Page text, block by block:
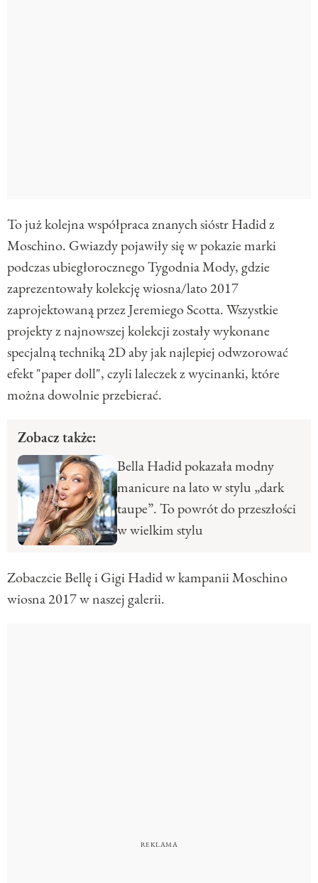
To już kolejna współpraca znanych sióstr Hadid z
Moschino. Gwiazdy pojawiły się w pokazie marki
podczas ubiegłorocznego Tygodnia Mody, gdzie
zaprezentowały kolekcję wiosna/lato 2017
zaprojektowaną przez Jeremiego Scotta. Wszystkie
projekty z najnowszej kolekcji zostały wykonane
specjalną techniką 2D aby jak najlepiej odwzorować
efekt "paper doll", czyli laleczek z wycinanki, które
można dowolnie przebierać.
Zobacz także:
Bella Hadid pokazała modny
manicure na lato w stylu „dark
taupe”. To powrót do przeszłości
w wielkim stylu
Zobaczcie Bellę i Gigi Hadid w kampanii Moschino
wiosna 2017 w naszej galerii.